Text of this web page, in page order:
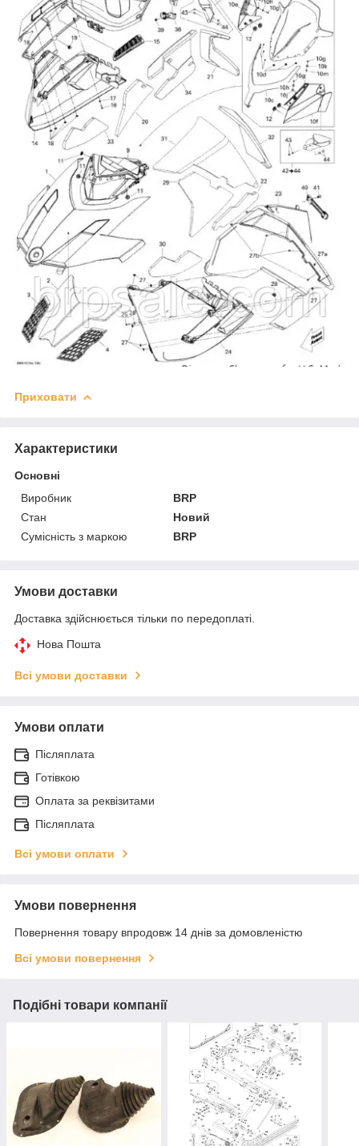
Приховати
Характеристики
Основні
Виробник
BRP
Стан
Новий
Сумісність з маркою
BRP
Умови доставки
Доставка здійснюється тільки по передоплаті.
Нова Пошта
Всі умови доставки
Умови оплати
Післяплата
Готівкою
Оплата за реквізитами
Післяплата
Всі умови оплати
Умови повернення
Повернення товару впродовж 14 днів за домовленістю
Всі умови повернення
Подібні товари компанії